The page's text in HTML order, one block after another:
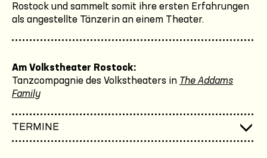
Rostock und sammelt somit ihre ersten Erfahrungen
als angestellte Tänzerin an einem Theater.
Am Volkstheater Rostock:
Tanzcompagnie des Volkstheaters in The Addams
Family
TERMINE